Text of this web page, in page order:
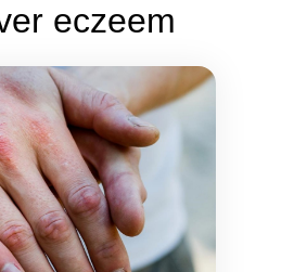
eczeem